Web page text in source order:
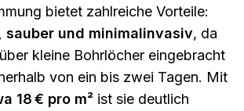
bietet zahlreiche Vorteile:
sauber und minimalinvasiv, da
kleine Bohrlöcher eingebracht
von ein bis zwei Tagen. Mit
18 € pro m² ist sie deutlich